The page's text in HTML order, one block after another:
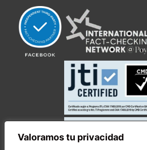
Valoramos tu privacidad